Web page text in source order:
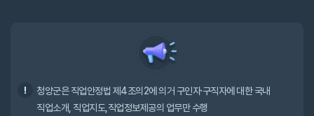
청양군은 직업안정법 제4조의2에 의거 구인자·구직자에 대한 국내
직업소개, 직업지도,직업정보제공의 업무만 수행